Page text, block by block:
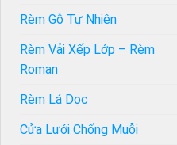
Rèm Gỗ Tự Nhiên
Rèm Vải Xếp Lớp – Rèm
Roman
Rèm Lá Dọc
Cửa Lưới Chống Muỗi